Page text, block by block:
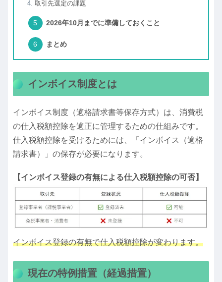
取引先選定の課題
2026年10月までに準備しておくこと
まとめ
インボイス制度とは
インボイス制度（適格請求書等保存方式）は、消費税
の仕入税額控除を適正に管理するための仕組みです。
仕入税額控除を受けるためには、「インボイス（適格
請求書）」の保存が必要になります。
【インボイス登録の有無による仕入税額控除の可否】
インボイス登録の有無で仕入税額控除が変わります。
現在の特例措置（経過措置）